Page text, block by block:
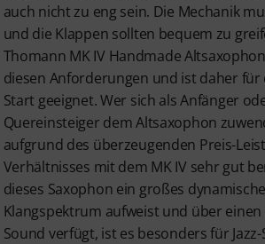
auch nicht zu eng sein. Die Mechanik
und die Klappen sollten bequem zu
Thomann MK IV Handmade
diesen Anforderungen und ist daher für
Start geeignet. Wer sich als Anfänger
Quereinsteiger dem Altsaxophon
aufgrund des überzeugenden Preis-
Verhältnisses mit dem MK IV sehr gut
dieses Saxophon ein großes
Klangspektrum aufweist und über
Sound verfügt, ist es besonders für